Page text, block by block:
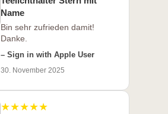
Name
Bin sehr zufrieden damit!
Danke.
– Sign in with Apple User
30. November 2025
★★★★★